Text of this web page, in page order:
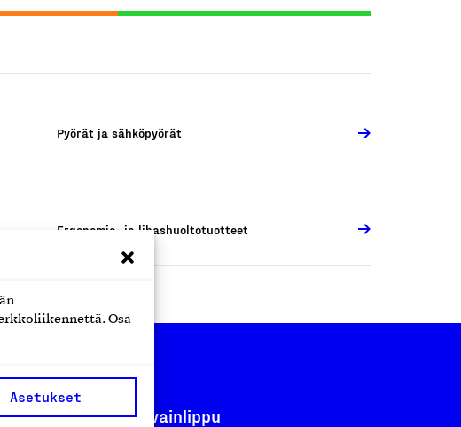
Osa
Asetukset
Pyörät ja sähköpyörät
Ergonomia- ja lihashuoltotuotteet
ry Avainlippu